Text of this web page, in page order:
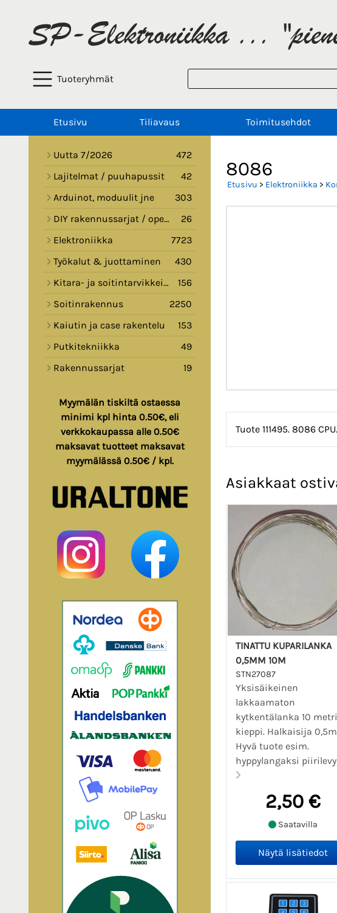
Tuoteryhmät
Etusivu Tiliavaus Toimitusehdot
Uutta 7/2026
472
Lajitelmat / puuhapussit
42
Arduinot, moduulit jne
303
DIY rakennussarjat / opetussarjat
26
Elektroniikka
7723
Työkalut & juottaminen
430
Kitara- ja soitintarvikkeita
156
Soitinrakennus
2250
Kaiutin ja case rakentelu
153
Putkitekniikka
49
Rakennussarjat
19
Myymälän tiskiltä ostaessa
minimi kpl hinta 0.50€, eli
verkkokaupassa alle 0.50€
maksavat tuotteet maksavat
myymälässä 0.50€ / kpl.
8086
Etusivu > Elektroniikka >
Tuote 111495. 8086 CPU.
Asiakkaat
TINATTU KUPARILANKA
0,5MM 10M
STN27087
Yksisäikeinen
lakkaamaton
kytkentälanka 10
kieppi. Halkaisija
Hyvä tuote esim.
hyppylangaksi
2,50 €
Saatavilla